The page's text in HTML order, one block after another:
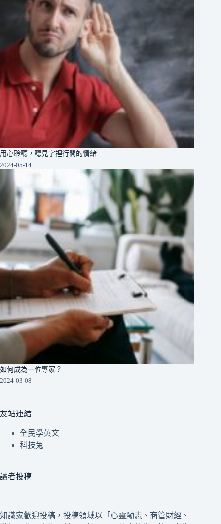
用心聆聽，聽見字裡行間的情緒
2024-05-14
如何成為一位專家？
2024-03-08
友站連結
全民學英文
科技兔
讀者投稿
知識家歡迎投稿，投稿領域以「心靈勵志、商管財經、